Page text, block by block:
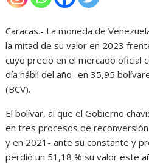
Caracas.- La moneda de
la mitad de su valor en 2023
cuyo precio en el mercado oficial
día hábil del año- en 35,95
(BCV).
El bolívar, al que el Gobierno
en tres procesos de
y en 2021- ante su constante y
perdió un 51,18 % su valor este